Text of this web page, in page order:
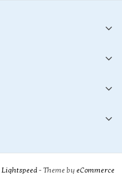
Lightspeed- Theme by eCommerce